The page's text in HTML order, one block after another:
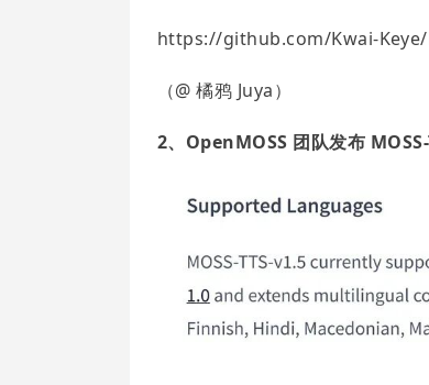
https://github.com/Kwai-Keye/
（@ 橘鸦 Juya）
2、OpenMOSS 团队发布